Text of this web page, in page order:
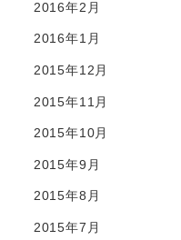
2016年2月
2016年1月
2015年12月
2015年11月
2015年10月
2015年9月
2015年8月
2015年7月